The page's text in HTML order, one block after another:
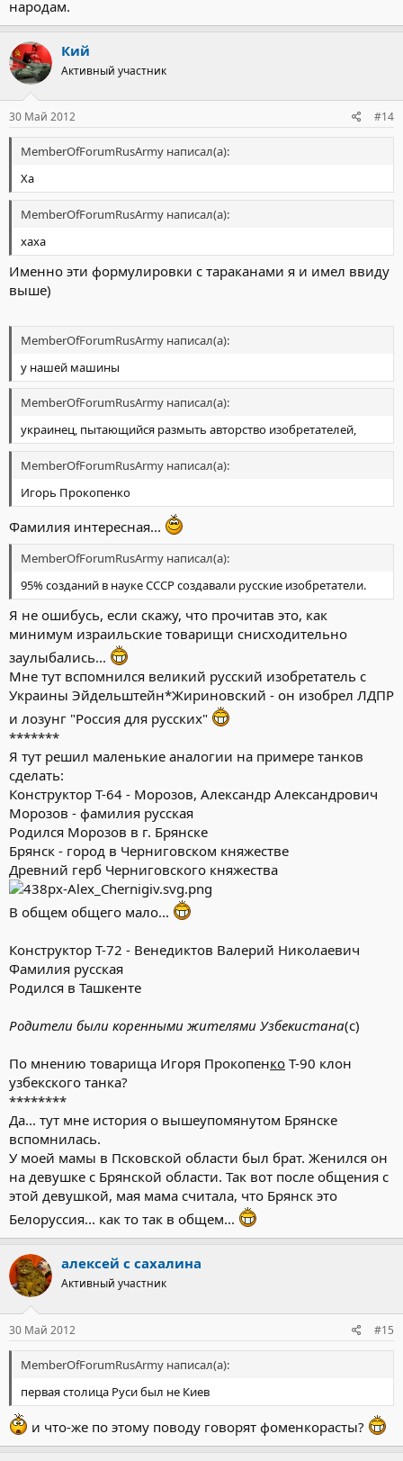
народам.
Кий
Активный участник
30 Май 2012 #14
MemberOfForumRusArmy написал(а):
Ха
MemberOfForumRusArmy написал(а):
хаха
Именно эти формулировки с тараканами я и имел ввиду
выше)
MemberOfForumRusArmy написал(а):
у нашей машины
MemberOfForumRusArmy написал(а):
украинец, пытающийся размыть авторство изобретателей,
MemberOfForumRusArmy написал(а):
Игорь Прокопенко
Фамилия интересная...
MemberOfForumRusArmy написал(а):
95% созданий в науке СССР создавали русские изобретатели.
Я не ошибусь, если скажу, что прочитав это, как
минимум израильские товарищи снисходительно
заулыбались...
Мне тут вспомнился великий русский изобретатель с
Украины Эйдельштейн*Жириновский - он изобрел ЛДПР
и лозунг "Россия для русских"
*******
Я тут решил маленькие аналогии на примере танков
сделать:
Конструктор Т-64 - Морозов, Александр Александрович
Морозов - фамилия русская
Родился Морозов в г. Брянске
Брянск - город в Черниговском княжестве
Древний герб Черниговского княжества
В общем общего мало...
Конструктор Т-72 - Венедиктов Валерий Николаевич
Фамилия русская
Родился в Ташкенте
Родители были коренными жителями Узбекистана(с)
По мнению товарища Игоря Прокопенко Т-90 клон
узбекского танка?
********
Да... тут мне история о вышеупомянутом Брянске
вспомнилась.
У моей мамы в Псковской области был брат. Женился он
на девушке с Брянской области. Так вот после общения с
этой девушкой, мая мама считала, что Брянск это
Белоруссия... как то так в общем...
алексей с сахалина
Активный участник
30 Май 2012 #15
MemberOfForumRusArmy написал(а):
первая столица Руси был не Киев
и что-же по этому поводу говорят фоменкорасты?